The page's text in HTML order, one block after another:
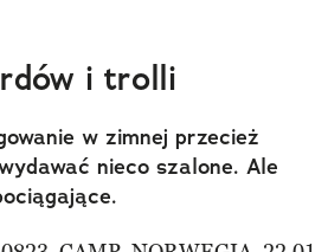
i trolli
w zimnej przecież
nieco szalone. Ale